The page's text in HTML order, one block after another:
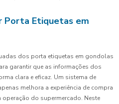
Porta Etiquetas em
dos porta etiquetas em gondolas
garantir que as informações dos
clara e eficaz. Um sistema de
melhora a experiência de compra
do supermercado. Neste